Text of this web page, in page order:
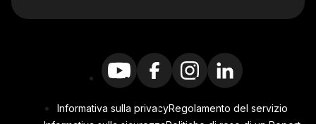
Informativa sulla privacyRegolamento del servizio